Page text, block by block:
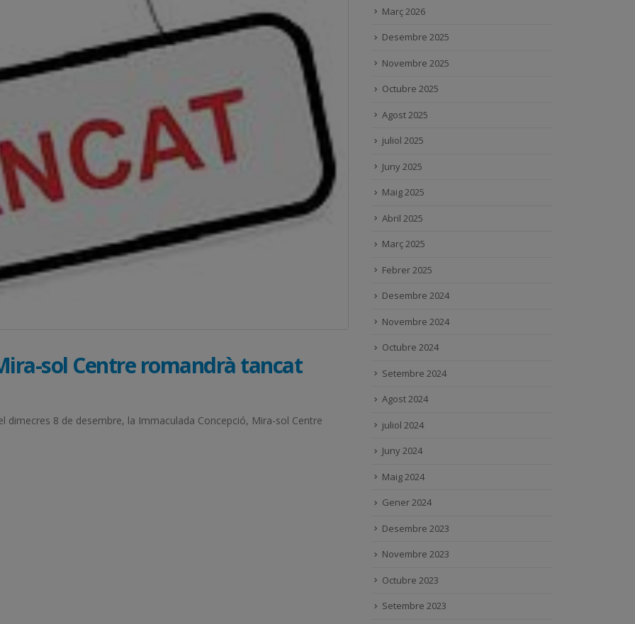
sol Centre romandrà tancat
dimecres 8 de desembre, la Immaculada Concepció, Mira-sol Centre
Març 2026
Desembre 2025
Novembre 2025
Octubre 2025
Agost 2025
juliol 2025
Juny 2025
Maig 2025
Abril 2025
Març 2025
Febrer 2025
Desembre 2024
Novembre 2024
Octubre 2024
Setembre 2024
Agost 2024
juliol 2024
Juny 2024
Maig 2024
Gener 2024
Desembre 2023
Novembre 2023
Octubre 2023
Setembre 2023